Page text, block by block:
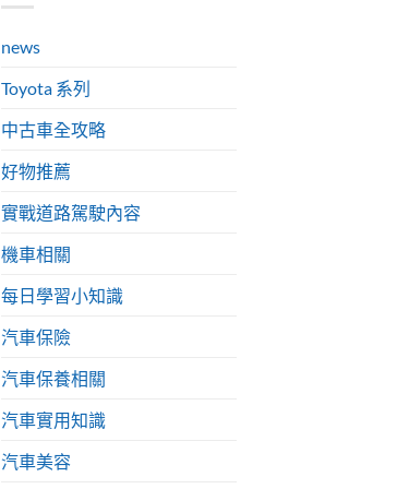
news
Toyota 系列
中古車全攻略
好物推薦
實戰道路駕駛內容
機車相關
每日學習小知識
汽車保險
汽車保養相關
汽車實用知識
汽車美容